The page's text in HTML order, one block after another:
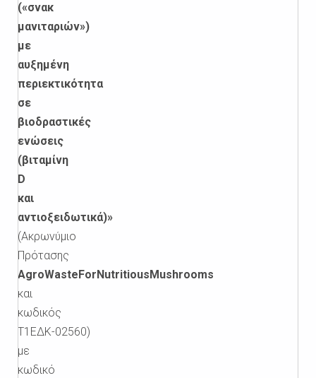
(«σνακ
μανιταριών»)
με
αυξημένη
περιεκτικότητα
σε
βιοδραστικές
ενώσεις
(βιταμίνη
D
και
αντιοξειδωτικά)»
(Ακρωνύμιο
Πρότασης
AgroWasteForNutritiousMushrooms
και
κωδικός
Τ1ΕΔΚ-02560)
με
κωδικό